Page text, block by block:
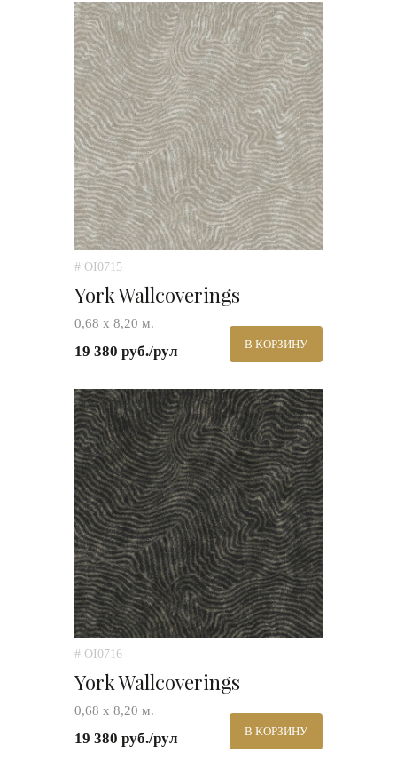
# OI0715
York Wallcoverings
0,68 х 8,20 м.
19 380 руб./рул В КОРЗИНУ
# OI0716
York Wallcoverings
0,68 х 8,20 м.
19 380 руб./рул В КОРЗИНУ